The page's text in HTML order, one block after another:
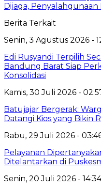
Dijaga,
Berita Terkait
Senin, 3 Agustus 2026 -
Edi Rusyandi Terpilih
Bandung Barat Siap
Konsolidasi
Kamis, 30 Juli 2026 -
Batujajar Bergerak:
Datangi Kios yang Bikin
Rabu, 29 Juli 2026 -
Pelayanan
Ditelantarkan di
Senin, 20 Juli 2026 -